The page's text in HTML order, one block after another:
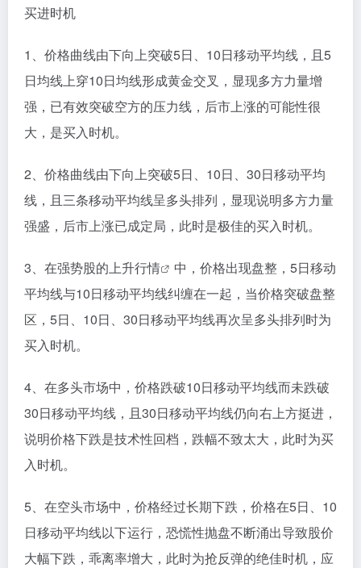
买进时机
1、价格曲线由下向上突破5日、10日移动平均线，且5
日均线上穿10日均线形成黄金交叉，显现多方力量增
强，已有效突破空方的压力线，后市上涨的可能性很
大，是买入时机。
2、价格曲线由下向上突破5日、10日、30日移动平均
线，且三条移动平均线呈多头排列，显现说明多方力量
强盛，后市上涨已成定局，此时是极佳的买入时机。
3、在强势股的上升行情
中，价格出现盘整，5日移动
平均线与10日移动平均线纠缠在一起，当价格突破盘整
区，5日、10日、30日移动平均线再次呈多头排列时为
买入时机。
4、在多头市场中，价格跌破10日移动平均线而未跌破
30日移动平均线，且30日移动平均线仍向右上方挺进，
说明价格下跌是技术性回档，跌幅不致太大，此时为买
入时机。
5、在空头市场中，价格经过长期下跌，价格在5日、10
日移动平均线以下运行，恐慌性抛盘不断涌出导致股价
大幅下跌，乖离率增大，此时为抢反弹的绝佳时机，应